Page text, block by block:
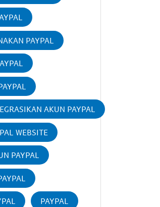
PAYPAL
AKUN PAYPAL
WEBSITE
PAYPAL
PAYPAL